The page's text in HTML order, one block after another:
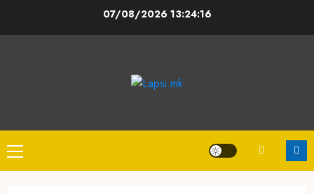
07/08/2026 13:24:16
Primary
Menu